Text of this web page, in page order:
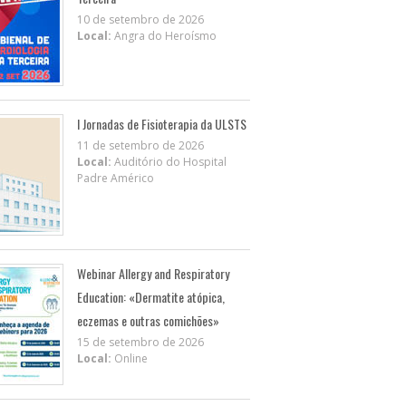
10 de setembro de 2026
Local: Angra do Heroísmo
I Jornadas de Fisioterapia da ULSTS
11 de setembro de 2026
Local: Auditório do Hospital
Padre Américo
Webinar Allergy and Respiratory
Education: «Dermatite atópica,
eczemas e outras comichões»
15 de setembro de 2026
Local: Online